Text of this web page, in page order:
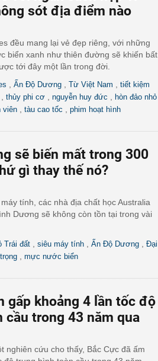
sót địa điểm nào
đều mang lại vẻ đẹp riêng, với những
biển xanh như thiên đường sẽ khiến bất
tới đây một lần trong đời.
Ấn Độ Dương Từ Việt Nam
tiết kiệm
thủy phi cơ nguyễn huy đức hòn đảo nhỏ
viên tàu cao tốc phim hoạt hình
sẽ biến mất trong 300
gì thay thế nó?
tính, các nhà địa chất học Australia
Dương sẽ không còn tồn tại trong vài
Trái đất siêu máy tính Ấn Độ Dương
Đại
mực nước biển
gấp khoảng 4 lần tốc độ
cầu trong 43 năm qua
nghiên cứu cho thấy, Bắc Cực đã ấm